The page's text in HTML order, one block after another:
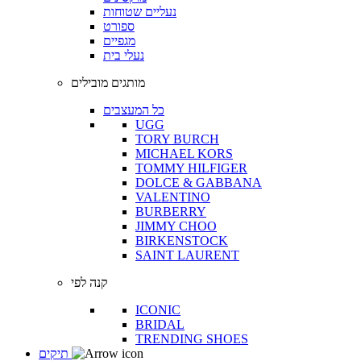
נעליים שטוחות
ספורט
מגפיים
נעלי בית
מותגים מובילים
כל המעצבים
UGG
TORY BURCH
MICHAEL KORS
TOMMY HILFIGER
DOLCE & GABBANA
VALENTINO
BURBERRY
JIMMY CHOO
BIRKENSTOCK
SAINT LAURENT
קנה לפי
ICONIC
BRIDAL
TRENDING SHOES